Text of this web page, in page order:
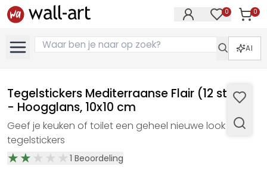
0 0
AI
Tegelstickers Mediterraanse Flair (12 stuks)
- Hoogglans, 10x10 cm
Geef je keuken of toilet een geheel nieuwe look met
tegelstickers
1 Beoordeling